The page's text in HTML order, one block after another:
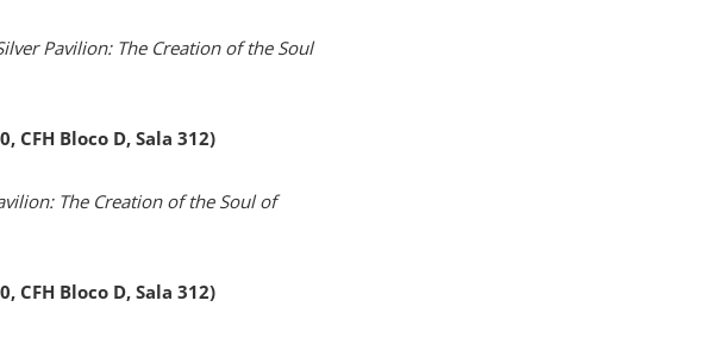
Pavilion: The Creation of the Soul
CFH Bloco D, Sala 312)
The Creation of the Soul of
CFH Bloco D, Sala 312)